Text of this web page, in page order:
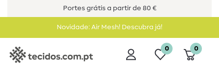
Portes grátis a partir de 80 €
Novidade: Air Mesh! Descubra já!
0 0